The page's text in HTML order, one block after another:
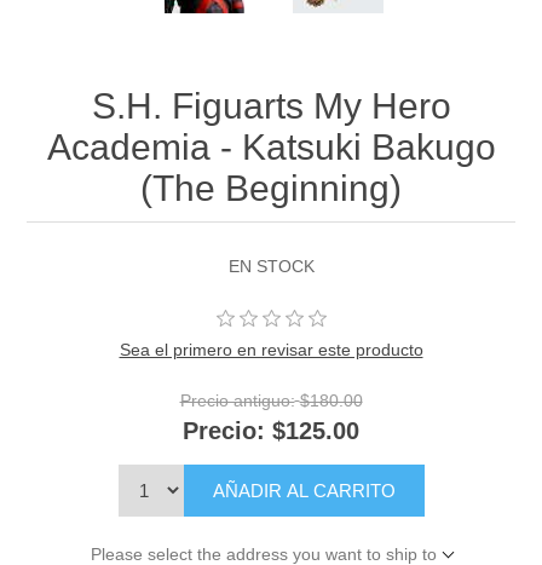
S.H. Figuarts My Hero
Academia - Katsuki Bakugo
(The Beginning)
EN STOCK
Sea el primero en revisar este producto
Precio antiguo: $180.00
Precio: $125.00
AÑADIR AL CARRITO
Please select the address you want to ship to